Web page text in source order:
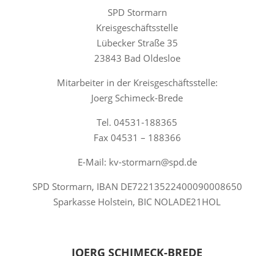
SPD Stormarn
Kreisgeschäftsstelle
Lübecker Straße 35
23843 Bad Oldesloe
Mitarbeiter in der Kreisgeschäftsstelle:
Joerg Schimeck-Brede
Tel. 04531-188365
Fax 04531 – 188366
E-Mail: kv-stormarn@spd.de
SPD Stormarn, IBAN DE72213522400090008650
Sparkasse Holstein, BIC NOLADE21HOL
JOERG SCHIMECK-BREDE